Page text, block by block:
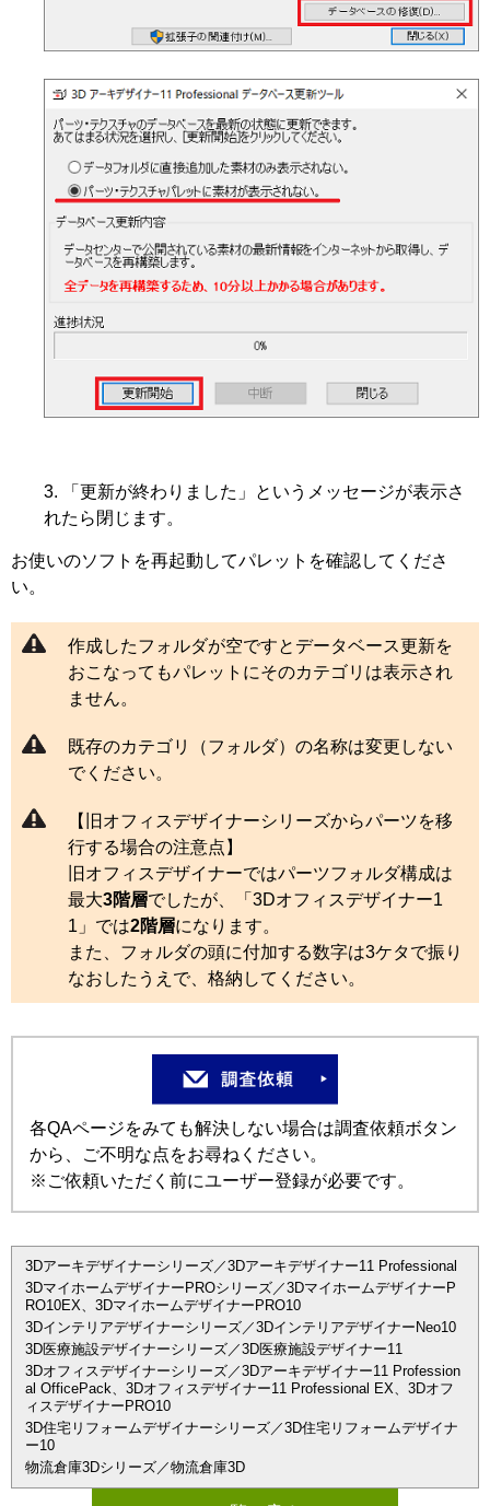
「更新が終わりました」というメッセージが表示さ
れたら閉じます。
お使いのソフトを再起動してパレットを確認してくださ
い。
作成したフォルダが空ですとデータベース更新を
おこなってもパレットにそのカテゴリは表示され
ません。
既存のカテゴリ（フォルダ）の名称は変更しない
でください。
【旧オフィスデザイナーシリーズからパーツを移
行する場合の注意点】
旧オフィスデザイナーではパーツフォルダ構成は
最大3階層でしたが、「3Dオフィスデザイナー1
1」では2階層になります。
また、フォルダの頭に付加する数字は3ケタで振り
なおしたうえで、格納してください。
各QAページをみても解決しない場合は調査依頼ボタン
から、ご不明な点をお尋ねください。
※ご依頼いただく前にユーザー登録が必要です。
3Dアーキデザイナーシリーズ／3Dアーキデザイナー11 Professional
3DマイホームデザイナーPROシリーズ／3DマイホームデザイナーP
RO10EX、3DマイホームデザイナーPRO10
3Dインテリアデザイナーシリーズ／3DインテリアデザイナーNeo10
3D医療施設デザイナーシリーズ／3D医療施設デザイナー11
3Dオフィスデザイナーシリーズ／3Dアーキデザイナー11 Profession
al OfficePack、3Dオフィスデザイナー11 Professional EX、3Dオフ
ィスデザイナーPRO10
3D住宅リフォームデザイナーシリーズ／3D住宅リフォームデザイナ
ー10
物流倉庫3Dシリーズ／物流倉庫3D